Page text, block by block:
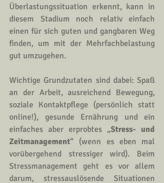
Überlastungssituation erkennt, kann in
diesem Stadium noch relativ einfach
einen für sich guten und gangbaren Weg
finden, um mit der Mehrfachbelastung
gut umzugehen.
Wichtige Grundzutaten sind dabei: Spaß
an der Arbeit, ausreichend Bewegung,
soziale Kontaktpflege (persönlich statt
online!), gesunde Ernährung und ein
einfaches aber erprobtes „Stress- und
Zeitmanagement“ (wenn es eben mal
vorübergehend stressiger wird). Beim
Stressmanagement geht es vor allem
darum, stressauslösende Situationen